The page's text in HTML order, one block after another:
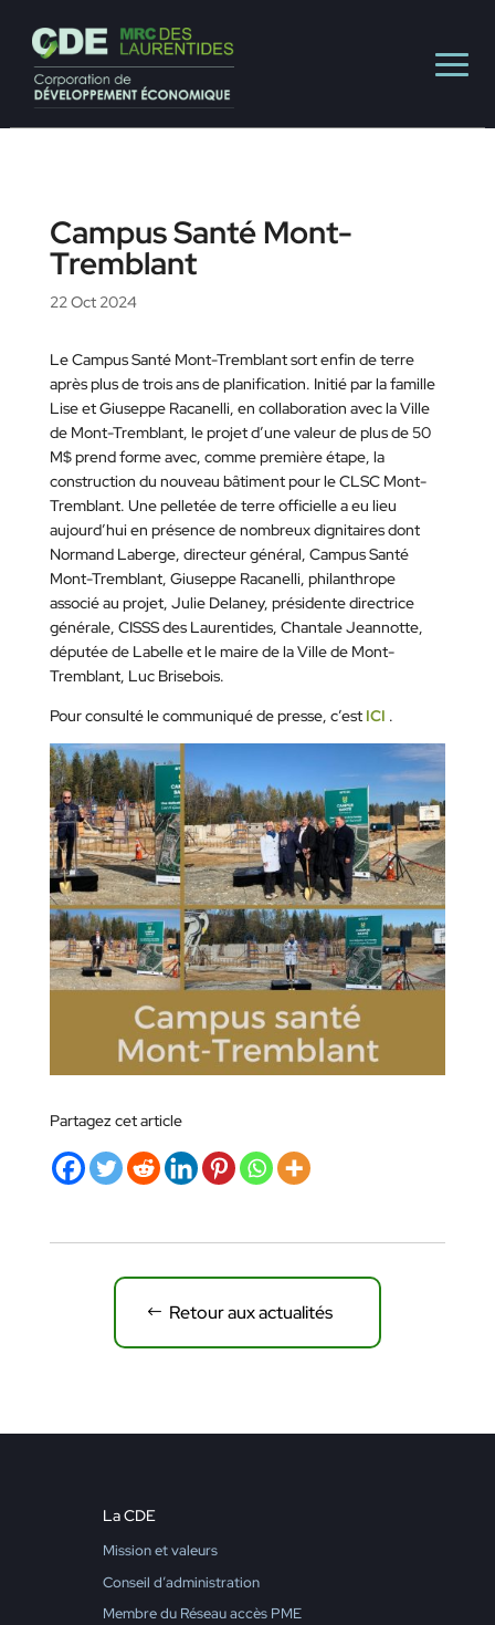
Campus Santé Mont-
Tremblant
22 Oct 2024
Le Campus Santé Mont-Tremblant sort enfin de terre
après plus de trois ans de planification. Initié par la famille
Lise et Giuseppe Racanelli, en collaboration avec la Ville
de Mont-Tremblant, le projet d’une valeur de plus de 50
M$ prend forme avec, comme première étape, la
construction du nouveau bâtiment pour le CLSC Mont-
Tremblant. Une pelletée de terre officielle a eu lieu
aujourd’hui en présence de nombreux dignitaires dont
Normand Laberge, directeur général, Campus Santé
Mont-Tremblant, Giuseppe Racanelli, philanthrope
associé au projet, Julie Delaney, présidente directrice
générale, CISSS des Laurentides, Chantale Jeannotte,
députée de Labelle et le maire de la Ville de Mont-
Tremblant, Luc Brisebois.
Pour consulté le communiqué de presse, c’est ICI .
Partagez cet article
Retour aux actualités
La CDE
Mission et valeurs
Conseil d’administration
Membre du Réseau accès PME